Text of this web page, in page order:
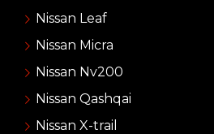
Nissan Leaf
Nissan Micra
Nissan Nv200
Nissan Qashqai
Nissan X-trail